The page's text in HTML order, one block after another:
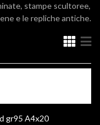
stampe scultoree,
e le repliche antiche.
gr95 A4x20